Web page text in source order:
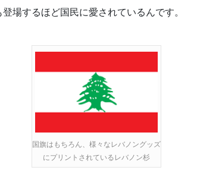
場するほど国民に愛されているんです。
国旗はもちろん、様々なレバノングッズ
にプリントされているレバノン杉